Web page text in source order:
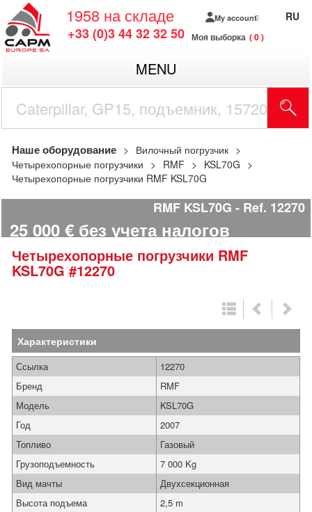
1958 на складе
+33 (0)3 44 32 32 50
My account
Моя выборка 0
RU
MENU
Наше оборудование
Вилочный погрузчик
Четырехопорные погрузчики
RMF
KSL70G
Четырехопорные погрузчики RMF KSL70G
RMF KSL70G Ref. 12270
25 000 € без учета налогов
Четырехопорные погрузчики RMF
KSL70G #12270
Характеристики
Ссылка
12270
Бренд
RMF
Модель
KSL70G
Год
2007
Топливо
Газовый
Грузоподъемность
7 000 Kg
Вид мачты
Двухсекционная
Высота подъема
2,5 m